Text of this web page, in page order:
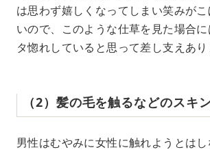
は思わず嬉しくなってしまい笑みが
いので、このような仕草を見た場合
タ惚れしていると思って差し支えあり
（2）髪の毛を触るなどのスキ
男性はむやみに女性に触れようとはし